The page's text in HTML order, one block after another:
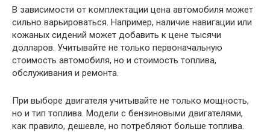
В зависимости от комплектации цена автомобиля может
сильно варьироваться. Например, наличие навигации или
кожаных сидений может добавить к цене тысячи
долларов. Учитывайте не только первоначальную
стоимость автомобиля, но и стоимость топлива,
обслуживания и ремонта.
При выборе двигателя учитывайте не только мощность,
но и тип топлива. Модели с бензиновыми двигателями,
как правило, дешевле, но потребляют больше топлива.